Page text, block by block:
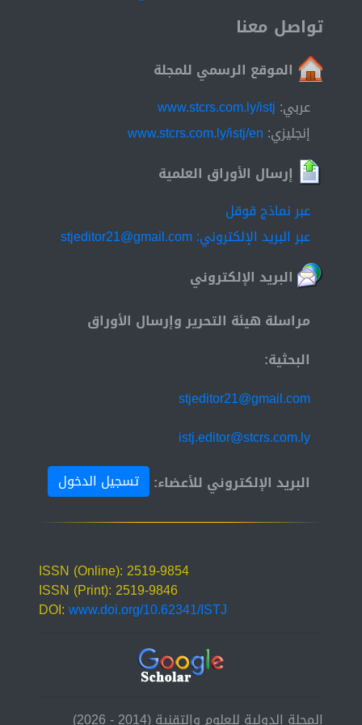
تواصل معنا
الموقع الرسمي للمجلة
عربي: www.stcrs.com.ly/istj
إنجليزي: www.stcrs.com.ly/istj/en
إرسال الأوراق العلمية
عبر نماذج قوقل
عبر البريد الإلكتروني: stjeditor21@gmail.com
البريد الإلكتروني
مراسلة هيئة التحرير وإرسال الأوراق
البحثية:
stjeditor21@gmail.com
istj.editor@stcrs.com.ly
البريد الإلكتروني للأعضاء:
تسجيل الدخول
ISSN (Online): 2519-9854
ISSN (Print): 2519-9846
DOI:www.doi.org/10.62341/ISTJ
المجلة الدولية للعلوم والتقنية (2014 - 2026)